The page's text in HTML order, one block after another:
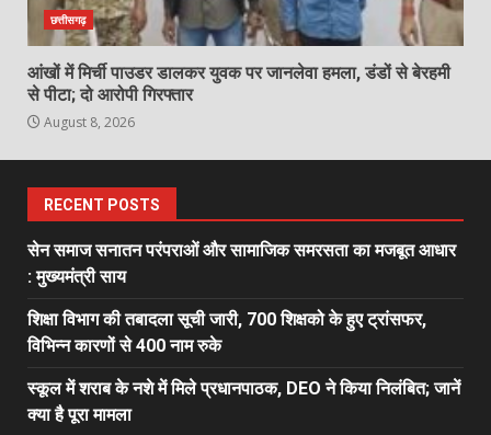
छत्तीसगढ़
आंखों में मिर्ची पाउडर डालकर युवक पर जानलेवा हमला, डंडों से बेरहमी
से पीटा; दो आरोपी गिरफ्तार
August 8, 2026
RECENT POSTS
सेन समाज सनातन परंपराओं और सामाजिक समरसता का मजबूत आधार
: मुख्यमंत्री साय
शिक्षा विभाग की तबादला सूची जारी, 700 शिक्षको के हुए ट्रांसफर,
विभिन्न कारणों से 400 नाम रुके
स्कूल में शराब के नशे में मिले प्रधानपाठक, DEO ने किया निलंबित; जानें
क्या है पूरा मामला